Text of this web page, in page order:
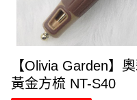
【Olivia Garden】
黃金方梳 NT-S40